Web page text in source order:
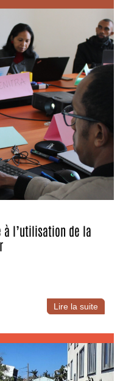
à l’utilisation de la
Lire la suite